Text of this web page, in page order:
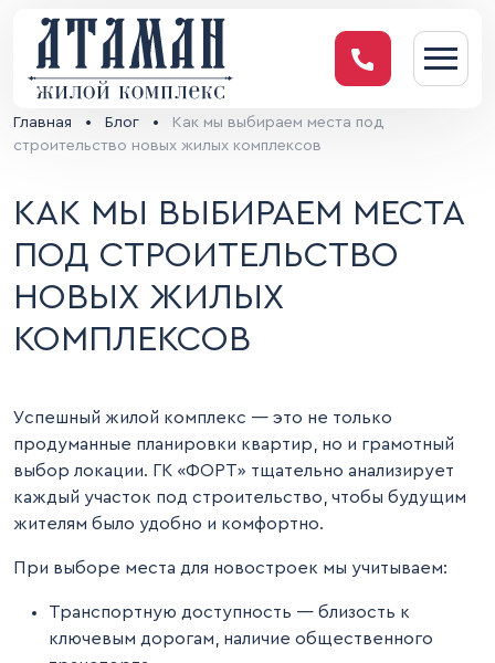
Главная • Блог • Как мы выбираем места под
строительство новых жилых комплексов
КАК МЫ ВЫБИРАЕМ МЕСТА
ПОД СТРОИТЕЛЬСТВО
НОВЫХ ЖИЛЫХ
КОМПЛЕКСОВ
Успешный жилой комплекс — это не только
продуманные планировки квартир, но и грамотный
выбор локации. ГК «ФОРТ» тщательно анализирует
каждый участок под строительство, чтобы будущим
жителям было удобно и комфортно.
При выборе места для новостроек мы учитываем:
Транспортную доступность — близость к
ключевым дорогам, наличие общественного